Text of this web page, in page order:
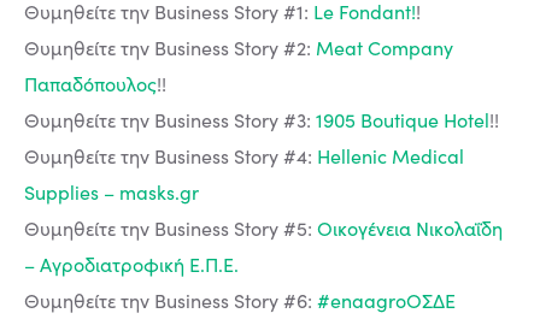
Θυμηθείτε την Business Story #1: Le Fondant!!
Θυμηθείτε την Business Story #2: Meat Company
Παπαδόπουλος!!
Θυμηθείτε την Business Story #3: 1905 Boutique Hotel!!
Θυμηθείτε την Business Story #4: Hellenic Medical
Supplies – masks.gr
Θυμηθείτε την Business Story #5: Οικογένεια Νικολαΐδη
– Αγροδιατροφική Ε.Π.Ε.
Θυμηθείτε την Business Story #6: #enaagroΟΣΔΕ